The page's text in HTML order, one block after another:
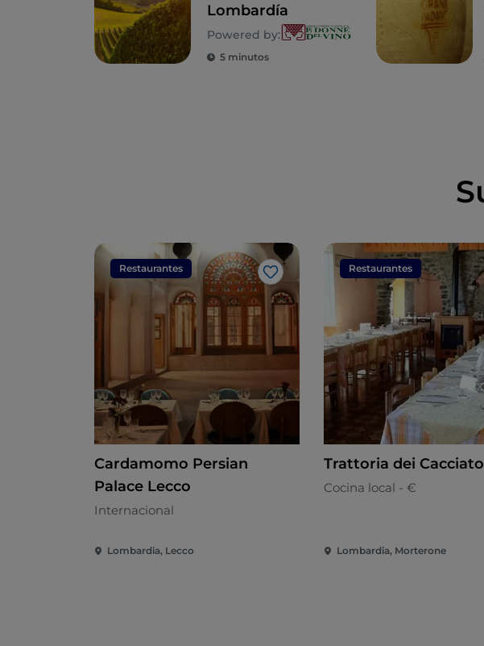
Lombardía
Powered by:
5 minutos
Restaurantes
Me gusta
Cardamomo Persian
Palace Lecco
Internacional
Lombardia, Lecco
Restaurantes
Trattoria dei
Cocina local - €
Lombardia, Morterone